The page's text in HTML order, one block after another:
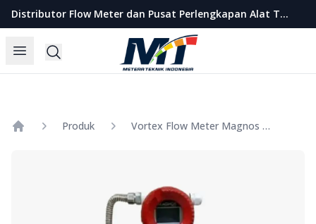
Distributor Flow Meter dan Pusat Perlengkapan Alat Teknik Indonesia
Open menu
Search
Metera Teknik Indonesia
Produk Vortex Flow Meter Magnos Size 20 Inch